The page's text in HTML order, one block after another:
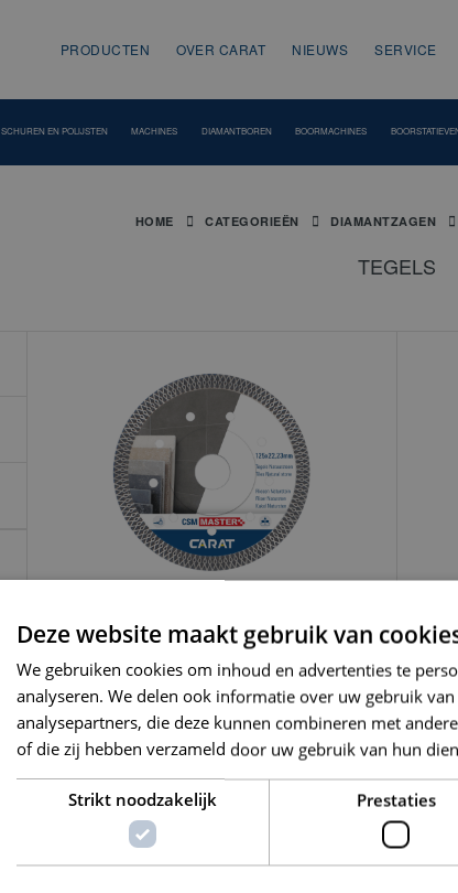
PRODUCTEN OVER CARAT NIEUWS SERVICE
SCHUREN EN POLIJSTEN MACHINES DIAMANTBOREN BOORMACHINES
HOME CATEGORIEËN DIAMANTZAGEN
TEGELS
CSM MASTER
CARAT NIEUWS
VOOR ALLE NIEUWTJES EN
ACTIES
Deze website maakt gebruik van
We gebruiken cookies om inhoud en advertenties te
analyseren. We delen ook informatie over uw gebruik
analysepartners, die deze kunnen combineren met
of die zij hebben verzameld door uw gebruik van hun
Strikt noodzakelijk Prestaties